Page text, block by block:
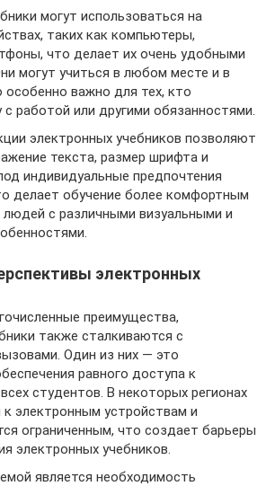
могут использоваться на
таких как компьютеры,
что делает их очень удобными
могут учиться в любом месте и в
важно для тех, кто
работой или другими обязанностями.
электронных учебников позволяют
текста, размер шрифта и
индивидуальные предпочтения
делает обучение более комфортным
с различными визуальными и
электронных
преимущества,
также сталкиваются с
Один из них — это
равного доступа к
студентов. В некоторых регионах
к электронным устройствам и
ограниченным, что создает барьеры
электронных учебников.
является необходимость